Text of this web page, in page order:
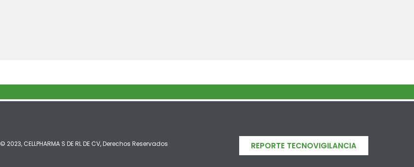
© 2023, CELLPHARMA S DE RL DE CV, Derechos Reservados REPORTE TECNOVIGILANCIA